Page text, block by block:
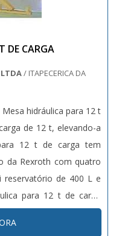
DE CARGA
/ ITAPECERICA DA
hidráulica para 12 t
de 12 t, elevando-a
12 t de carga tem
da Rexroth com quatro
reservatório de 400 L e
para 12 t de carga
laterais e de escada
da mesa. ....